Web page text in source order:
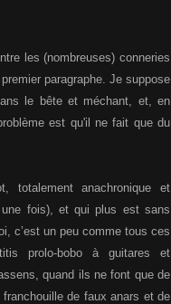
les (nombreuses) conneries
paragraphe. Je suppose
le bête et méchant, et, en
est qu'il ne fait que du
totalement anachronique et
une fois), et qui plus est sans
c’est un peu comme tous ces
titis prolo-bobo à guitares et
quand ils ne font que de
de faux anars et de